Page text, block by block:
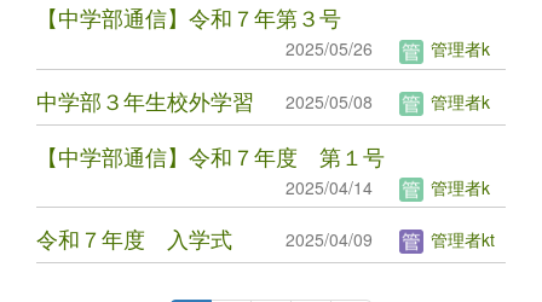
【中学部通信】令和７年第３号
2025/05/26 管理者k
中学部３年生校外学習 2025/05/08 管理者k
【中学部通信】令和７年度 第１号
2025/04/14 管理者k
令和７年度 入学式 2025/04/09 管理者kt